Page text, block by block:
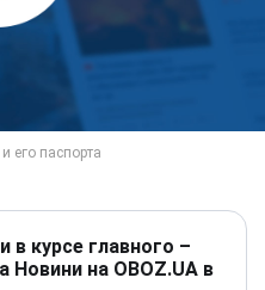
в курсе главного –
Новини на OBOZ.UA в